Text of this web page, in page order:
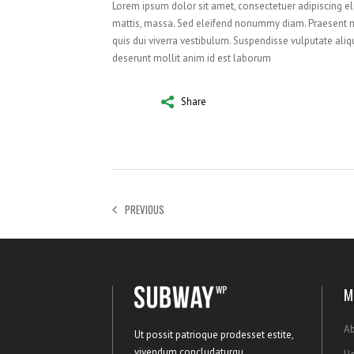
Lorem ipsum dolor sit amet, consectetuer adipiscing
mattis, massa. Sed eleifend nonummy diam.
quis dui viverra vestibulum. Suspendisse vulputate
deserunt mollit anim id est laborum
Share
PREVIOUS
Ut possit patrioque prodesset estite,